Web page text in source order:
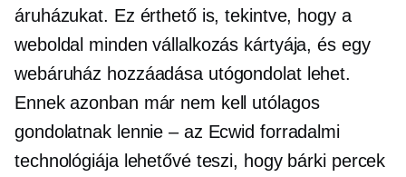
áruházukat. Ez érthető is, tekintve, hogy a
weboldal minden vállalkozás kártyája, és egy
webáruház hozzáadása utógondolat lehet.
Ennek azonban már nem kell utólagos
gondolatnak lennie – az Ecwid forradalmi
technológiája lehetővé teszi, hogy bárki percek